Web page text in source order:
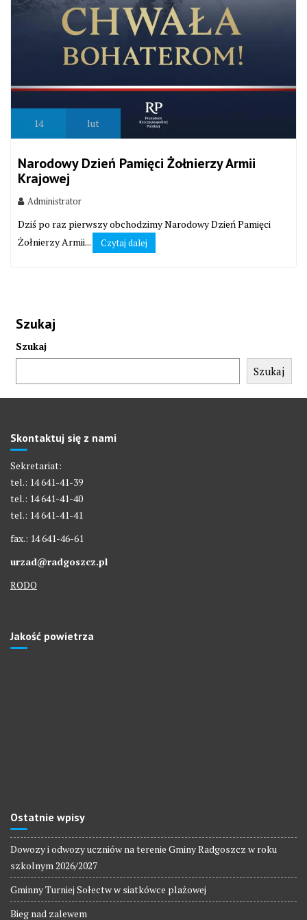
14 lut
Narodowy Dzień Pamięci Żołnierzy Armii
Krajowej
Administrator
Dziś po raz pierwszy obchodzimy Narodowy Dzień Pamięci
Żołnierzy Armii...
Czytaj dalej
Szukaj
Szukaj
Szukaj
Skontaktuj się z nami
Sekretariat:
tel.: 14 641-41-39
tel.: 14 641-41-40
tel.: 14 641-41-41
fax.: 14 641-46-61
urzad@radgoszcz.pl
RODO
Jakość powietrza
Ostatnie wpisy
Dowozy i odwozy uczniów na terenie Gminy Radgoszcz w roku
szkolnym 2026/2027
Gminny Turniej Sołectw w siatkówce plażowej
Bieg nad zalewem